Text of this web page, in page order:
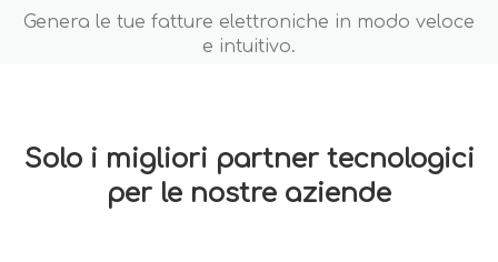
Genera le tue fatture elettroniche in modo veloce
e intuitivo.
Solo i migliori partner tecnologici
per le nostre aziende